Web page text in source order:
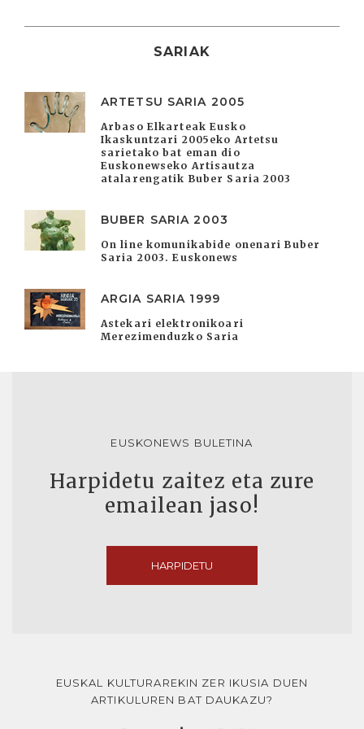
SARIAK
ARTETSU SARIA 2005
Arbaso Elkarteak Eusko
Ikaskuntzari 2005eko Artetsu
sarietako bat eman dio
Euskonewseko Artisautza
atalarengatik Buber Saria 2003
BUBER SARIA 2003
On line komunikabide onenari Buber
Saria 2003. Euskonews
ARGIA SARIA 1999
Astekari elektronikoari
Merezimenduzko Saria
EUSKONEWS BULETINA
Harpidetu zaitez eta zure
emailean jaso!
HARPIDETU
EUSKAL KULTURAREKIN ZER IKUSIA DUEN
ARTIKULUREN BAT DAUKAZU?